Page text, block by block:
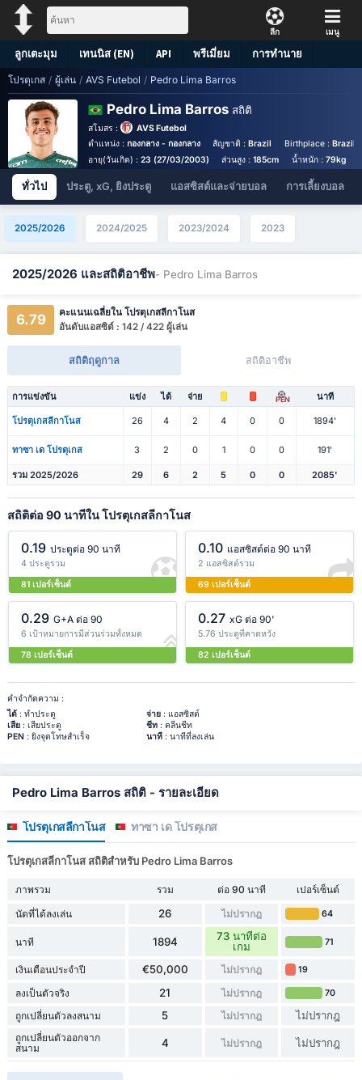
ลีก เมนู
ลูกเตะมุม เทนนิส (EN) API พรีเมี่ยม การทำนาย
โปรตุเกส / ผู้เล่น / AVS Futebol / Pedro Lima Barros
Pedro Lima Barros สถิติ
สโมสร :
AVS Futebol
ตำแหน่ง : กองกลาง - กองกลาง สัญชาติ :Brazil Birthplace : Brazil
อายุ(วันเกิด) : 23 (27/03/2003) ส่วนสูง :185cm น้ำหนัก : 79kg
ทั่วไป ประตู, xG, ยิงประตู แอสซิสต์และจ่ายบอล การเลี้ยงบอล
2025/2026 2024/2025 2023/2024 2023
2025/2026 และสถิติอาชีพ- Pedro Lima Barros
6.79
คะแนนเฉลี่ยใน โปรตุเกสลีกาโนส
อันดับแอสซิต์ : 142 / 422 ผู้เล่น
สถิติฤดูกาล สถิติอาชีพ
การแข่งขัน แข่ง ได้ จ่าย PEN นาที
โปรตุเกสลีกาโนส 26 4 2 4 0 0 1894'
ทาซา เด โปรตุเกส 3 2 0 1 0 0 191'
รวม 2025/2026 29 6 2 5 0 0 2085'
สถิติต่อ 90 นาทีใน โปรตุเกสลีกาโนส
0.19 ประตูต่อ 90 นาที
4 ประตูรวม
81 เปอร์เซ็นต์
0.10 แอสซิสต์ต่อ 90 นาที
2 แอสซิสต์รวม
69 เปอร์เซ็นต์
0.29 G+A ต่อ 90
6 เป้าหมายการมีส่วนร่วมทั้งหมด
78 เปอร์เซ็นต์
0.27 xG ต่อ 90'
5.76 ประตูที่คาดหวัง
82 เปอร์เซ็นต์
คำจำกัดความ :
ได้: ทำประตู จ่าย: แอสซิสต์
เสีย: เสียประตู ชีท: คลีนชีท
PEN: ยิงจุดโทษสำเร็จ นาที: นาทีที่ลงเล่น
Pedro Lima Barros สถิติ - รายละเอียด
โปรตุเกสลีกาโนส ทาซา เด โปรตุเกส
โปรตุเกสลีกาโนส สถิติสำหรับ Pedro Lima Barros
ภาพรวม รวม ต่อ 90 นาที
เปอร์เซ็นต์
นัดที่ได้ลงเล่น
26 ไม่ปรากฎ 64
นาที 1894
73 นาทีต่อ
เกม
71
เงินเดือนประจำปี €50,000 ไม่ปรากฎ 19
ลงเป็นตัวจริง 21 ไม่ปรากฎ 70
ถูกเปลี่ยนตัวลงสนาม 5 ไม่ปรากฎ ไม่ปรากฎ
ถูกเปลี่ยนตัวออกจาก
สนาม
4 ไม่ปรากฎ ไม่ปรากฎ